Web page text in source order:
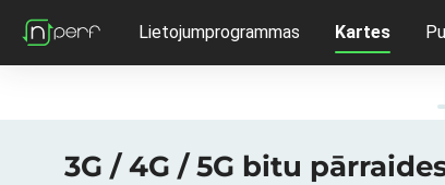
Lietojumprogrammas Kartes
3G / 4G / 5G bitu